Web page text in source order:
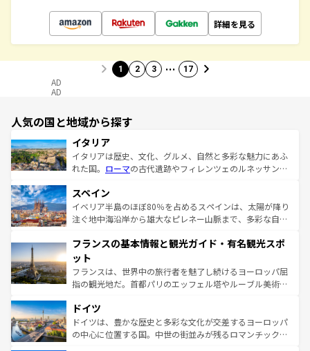
詳細を見る
1 2 3 … 17
AD
AD
人気の国と地域から探す
イタリア
イタリアは歴史、文化、グルメ、自然と多彩な魅力にあふ
れた国。 ローマの古代遺跡やフィレンツェのルネッサンス
ろん、トスカーナの美しい田園風景やアマルフィ海岸の絶
景など、自然景観も見逃せない。観光の合間には、本場の
ピザやパスタなど、絶品のイタリア料理を堪能することも
ませてくれるイタリアで、忘れられない旅をしてみよう！
なお、新着のイタリア情報は
しい。
スペイン
イベリア半島のほぼ80％を占めるスペインは、太陽が降り
注ぐ地中海沿岸から雄大なピレネー山脈まで、多彩な自然
文化が根付くこの国では、情熱的なフラメンコ、熱気あふ
れる闘牛、そして美味しいタパスが生活の一部となってい
る。首都マドリードの洗練された雰囲気や、バルセロナの
アートに溢れた街角から、地方では古代ローマ遺跡や中世
せる。地方によって風土や気候が異なるスペインはその個
性で訪れる人を魅了する。 なお、新着のスペイン情報は コ
ンテンツ一覧を参照してほしい。
フランスの基本情報と観光ガイド・有名観光スポ
ット
フランスは、世界中の旅行者を魅了し続けるヨーロッパ屈
指の観光地だ。首都パリのエッフェル塔やルーブル美術館
で、幅広い魅力が詰まっている。華麗な宮殿、歴史的な大
聖堂、美しいビーチ、そして豊かな自然が、訪れる者を心
から魅了する。また、フランスは美食の国としても知ら
ドイツ
ドイツは、豊かな歴史と多彩な文化が交差するヨーロッパ
の中心に位置する国。中世の街並みが残るロマンチック街